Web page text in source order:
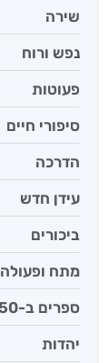
שירה
נפש ורוח
פעוטות
סיפורי חיים
הדרכה
עידן חדש
ביכורים
מתח ופעולה
ספרים ב-₪50
יהדות